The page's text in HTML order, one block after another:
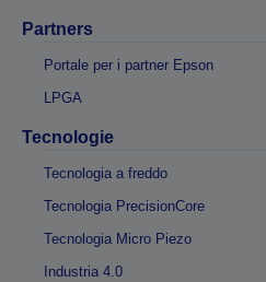
Partners
Portale per i partner Epson
LPGA
Tecnologie
Tecnologia a freddo
Tecnologia PrecisionCore
Tecnologia Micro Piezo
Industria 4.0